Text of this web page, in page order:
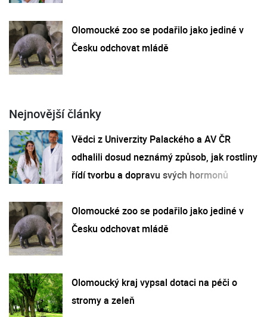
Olomoucké zoo se podařilo jako jediné v
Česku odchovat mládě
Nejnovější články
Vědci z Univerzity Palackého a AV ČR
odhalili dosud neznámý způsob, jak rostliny
řídí tvorbu a dopravu svých hormonů
Olomoucké zoo se podařilo jako jediné v
Česku odchovat mládě
Olomoucký kraj vypsal dotaci na péči o
stromy a zeleň